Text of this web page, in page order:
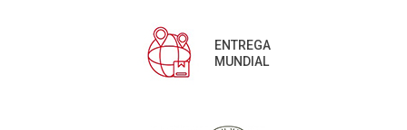
ENTREGA
MUNDIAL